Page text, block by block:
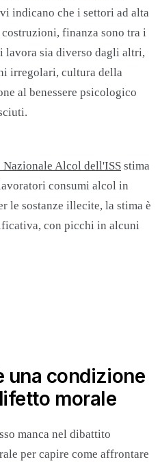
indicano che i settori ad alta
finanza sono tra i
lavora sia diverso dagli altri,
irregolari, cultura della
al benessere psicologico
Alcol dell'ISS stima
consumi alcol in
le sostanze illecite, la stima è
con picchi in alcuni
una condizione
morale
manca nel dibattito
per capire come affrontare